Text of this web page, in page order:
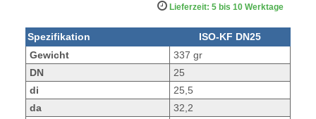
Lieferzeit: 5 bis 10 Werktage
Spezifikation
ISO-KF DN25
Gewicht
337 gr
DN
25
di
25,5
da
32,2